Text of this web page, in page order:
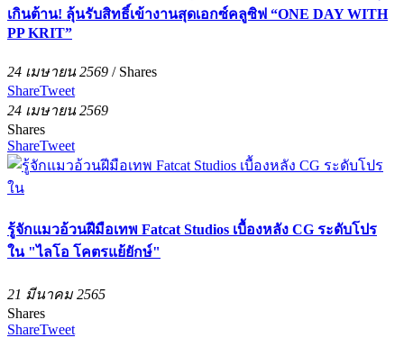
เกินต้าน! ลุ้นรับสิทธิ์เข้างานสุดเอกซ์คลูซิฟ “ONE DAY WITH
PP KRIT”
24 เมษายน 2569 / Shares
ShareTweet
24 เมษายน 2569
Shares
ShareTweet
รู้จักแมวอ้วนฝีมือเทพ Fatcat Studios เบื้องหลัง CG ระดับโปร
ใน "ไลโอ โคตรแย้ยักษ์"
21 มีนาคม 2565
Shares
ShareTweet